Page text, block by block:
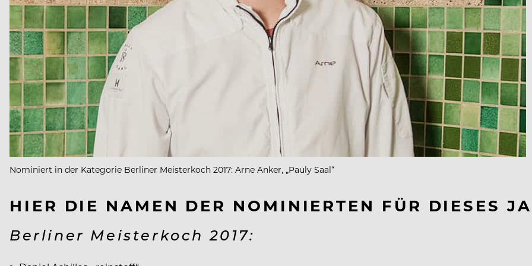
Nominiert in der Kategorie Berliner Meisterkoch 2017: Arne Anker, „Pauly Saal“
HIER DIE NAMEN DER NOMINIERTEN FÜR DIESES
Berliner Meisterkoch 2017: